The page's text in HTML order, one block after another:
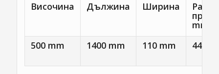
Височина
Дължина Ширина
mm
500 mm
1400 mm 110 mm 445